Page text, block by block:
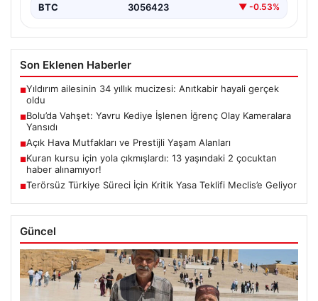
BTC 3056423 ▼ -0.53%
Son Eklenen Haberler
■Yıldırım ailesinin 34 yıllık mucizesi: Anıtkabir hayali gerçek
oldu
■Bolu’da Vahşet: Yavru Kediye İşlenen İğrenç Olay Kameralara
Yansıdı
■Açık Hava Mutfakları ve Prestijli Yaşam Alanları
■Kuran kursu için yola çıkmışlardı: 13 yaşındaki 2 çocuktan
haber alınamıyor!
■Terörsüz Türkiye Süreci İçin Kritik Yasa Teklifi Meclis’e Geliyor
Güncel